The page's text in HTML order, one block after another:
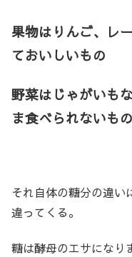
果物はりんご、レ
ておいしいもの
野菜はじゃがいも
ま食べられないも
それ自体の糖分の違い
違ってくる。
糖は酵母のエサになり